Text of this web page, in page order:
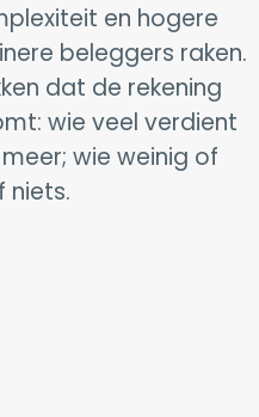
en hogere
beleggers raken.
dat de rekening
wie veel verdient
wie weinig of
niets.